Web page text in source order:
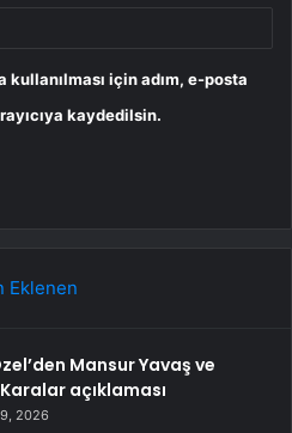
kullanılması için adım, e-posta
kaydedilsin.
Eklenen
Mansur Yavaş ve
açıklaması
2026